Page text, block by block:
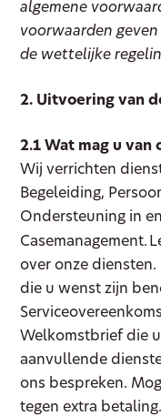
algemene
voorwaarden
de wettelijke
2. Uitvoering van
2.1 Wat mag u van
Wij verrichten
Begeleiding,
Ondersteuning in
Casemanagement.
over onze
die u wenst zijn
Welkomstbrief die
aanvullende
ons bespreken.
tegen extra